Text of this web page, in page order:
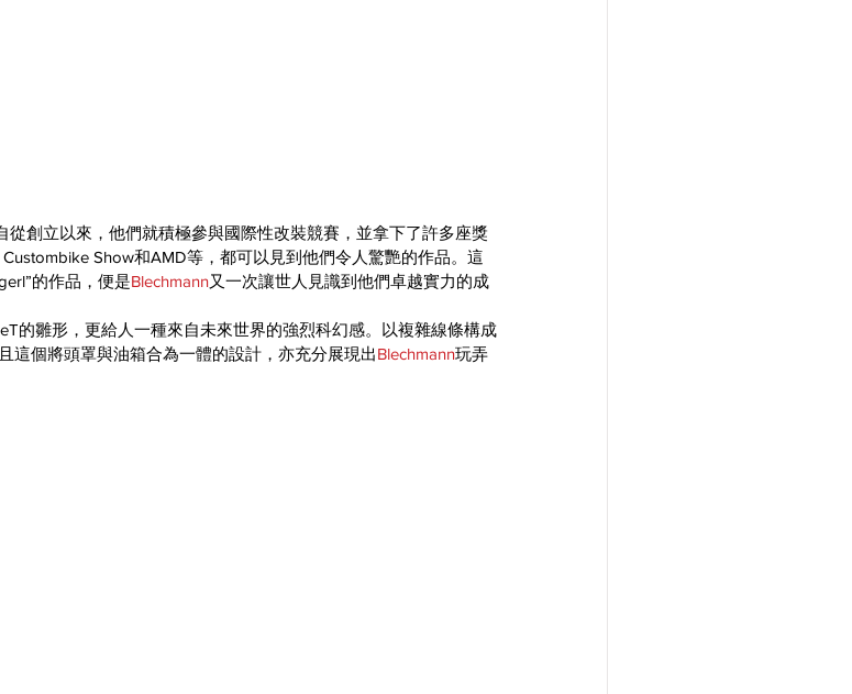
從創立以來，他們就積極參與國際性改裝競賽，並拿下了許多座獎
Show和AMD等，都可以見到他們令人驚艷的作品。這
的作品，便是Blechmann又一次讓世人見識到他們卓越實力的成
的雛形，更給人一種來自未來世界的強烈科幻感。以複雜線條構成
這個將頭罩與油箱合為一體的設計，亦充分展現出Blechmann玩弄